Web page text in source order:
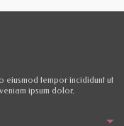
eiusmod tempor incididunt ut
ipsum dolor.